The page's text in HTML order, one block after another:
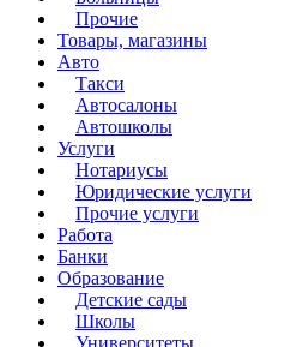
Прочие
Товары, магазины
Авто
Такси
Автосалоны
Автошколы
Услуги
Нотариусы
Юридические услуги
Прочие услуги
Работа
Банки
Образование
Детские сады
Школы
Университеты